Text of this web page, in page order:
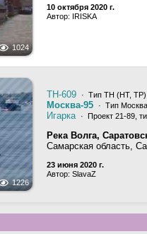
1024
10 октября 2020 г.
Автор: IRISKA
1226
ТН-609 · Тип ТН (НТ,
Москва-95 · Тип
Игарка · Проект 21-89,
Река Волга,
Самарская область,
23 июня 2020 г.
Автор: SlavaZ